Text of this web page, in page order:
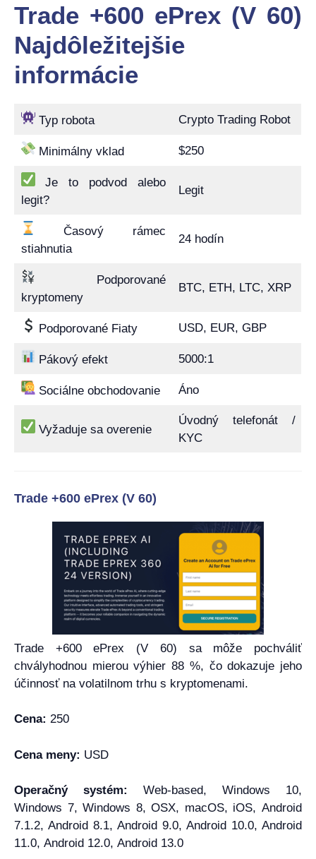
Trade +600 ePrex (V 60)
Najdôležitejšie
informácie
Typ robota Crypto Trading Robot
Minimálny vklad $250
Je to podvod alebo
legit?
Legit
stiahnutia
24 hodín
kryptomeny
BTC, ETH, LTC, XRP
Podporované Fiaty USD, EUR, GBP
Pákový efekt 5000:1
Sociálne obchodovanie Áno
Vyžaduje sa overenie
Úvodný telefonát /
KYC
Trade +600 ePrex (V 60)
Trade +600 ePrex (V 60) sa môže pochváliť
chvályhodnou mierou výhier 88 %, čo dokazuje jeho
účinnosť na volatilnom trhu s kryptomenami.
Cena: 250
Cena meny: USD
Operačný systém: Web-based, Windows 10,
Windows 7, Windows 8, OSX, macOS, iOS, Android
7.1.2, Android 8.1, Android 9.0, Android 10.0, Android
11.0, Android 12.0, Android 13.0